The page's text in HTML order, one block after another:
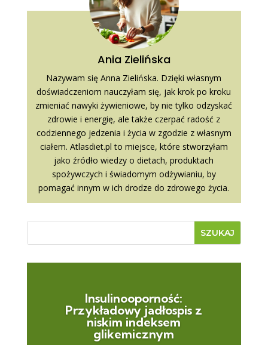
Ania Zielińska
Nazywam się Anna Zielińska. Dzięki własnym
doświadczeniom nauczyłam się, jak krok po kroku
zmieniać nawyki żywieniowe, by nie tylko odzyskać
zdrowie i energię, ale także czerpać radość z
codziennego jedzenia i życia w zgodzie z własnym
ciałem. Atlasdiet.pl to miejsce, które stworzyłam
jako źródło wiedzy o dietach, produktach
spożywczych i świadomym odżywianiu, by
pomagać innym w ich drodze do zdrowego życia.
Insulinooporność:
Przykładowy jadłospis z
niskim indeksem
glikemicznym